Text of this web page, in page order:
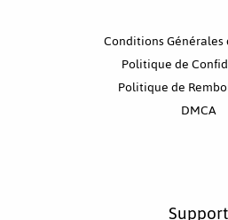
Conditions
Politique de
Politique de
DMCA
Support